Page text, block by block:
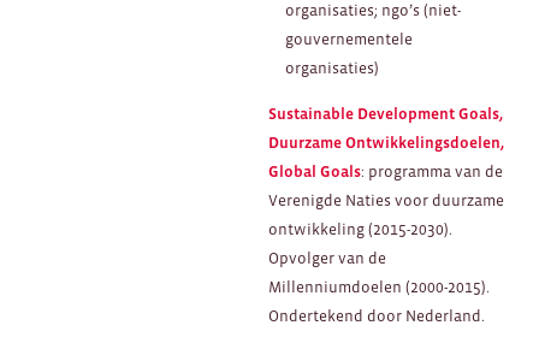
organisaties; ngo’s (niet-
gouvernementele
organisaties)
Sustainable Development Goals,
Duurzame Ontwikkelingsdoelen,
Global Goals: programma van de
Verenigde Naties voor duurzame
ontwikkeling (2015-2030).
Opvolger van de
Millenniumdoelen (2000-2015).
Ondertekend door Nederland.